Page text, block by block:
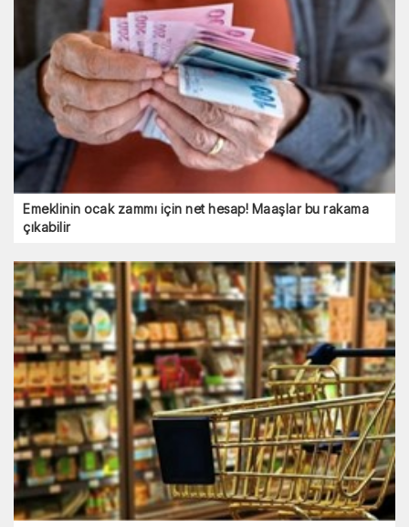
Emeklinin ocak zammı için net hesap! Maaşlar bu rakama
çıkabilir